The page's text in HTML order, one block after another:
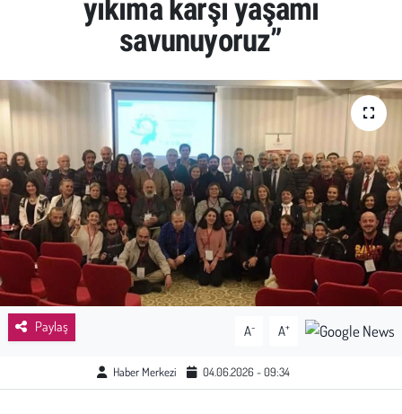
yıkıma karşı yaşamı
savunuyoruz”
Paylaş A- A+
Haber Merkezi 04.06.2026 - 09:34
Yaşam
Yerel Haberler
Eğitim
Kadın
Emek
Çocuk
Kültür Sanat
Son Dakika Haberleri
Haber Arşivi